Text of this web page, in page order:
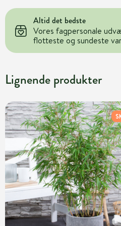
Altid det bedste
Vores fagpersonale
flotteste og sundeste
Lignende produkter